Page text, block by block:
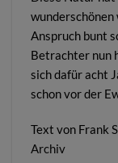
Anspruch bunt
Betrachter nun
sich dafür acht
schon vor der
Text von Frank
Archiv